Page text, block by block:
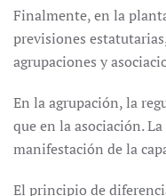
Finalmente, en la
previsiones
agrupaciones y
En la agrupación, la
que en la asociación.
manifestación de la
El principio de